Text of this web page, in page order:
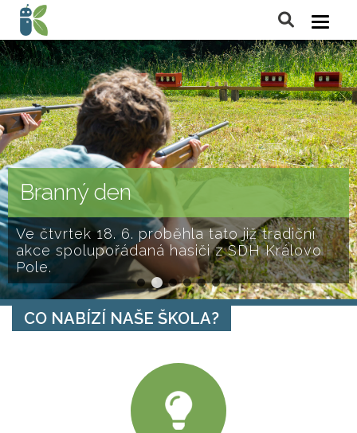
Branný den
Ve čtvrtek 18. 6. proběhla tato již tradiční
akce spolupořádaná hasiči z SDH Královo
Pole.
CO NABÍZÍ NAŠE ŠKOLA?